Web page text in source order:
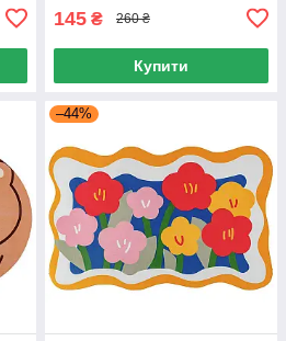
145 ₴ 260 ₴
Купити
–44%